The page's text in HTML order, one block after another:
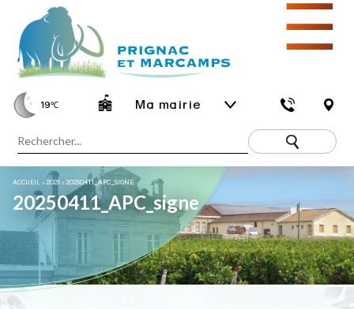
19℃ Ma mairie
☰
ACCUEIL »2025 »20250411_APC_SIGNE
20250411_APC_signe